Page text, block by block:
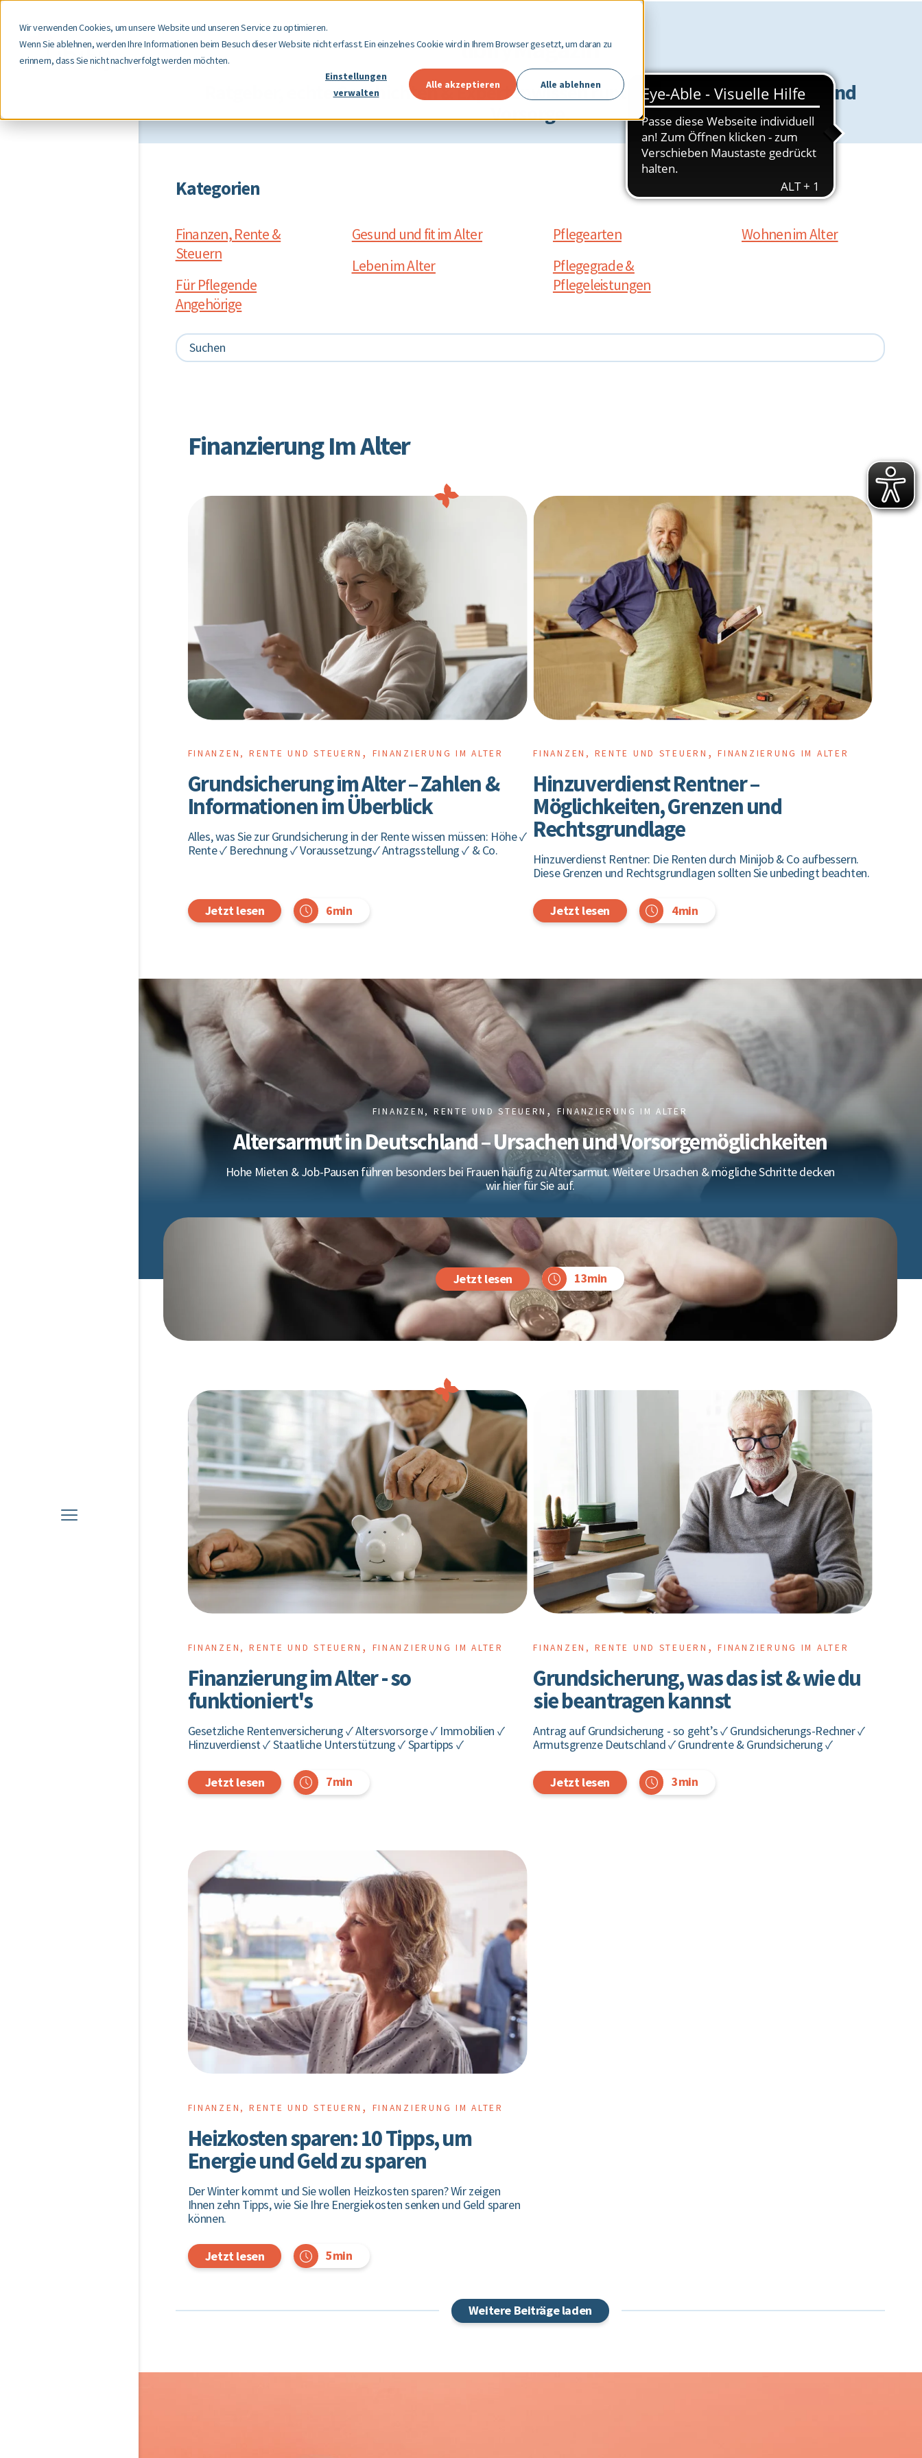
Wir verwenden Cookies, um unsere Website und unseren Service zu optimieren.
Wenn Sie ablehnen, werden Ihre Informationen beim Besuch dieser Website nicht erfasst. Ein einzelnes Cookie wird in Ihrem Browser gesetzt, um daran zu
erinnern, dass Sie nicht nachverfolgt werden möchten.
Einstellungen
verwalten
Alle akzeptieren Alle ablehnen
libifyMagazin
Ratgeber, echte Geschichten & Expertenwissen rund um Pflege, Gesundheit und
Vorsorge.
Kategorien
Finanzen, Rente &
Steuern
Für Pflegende
Angehörige
Gesund und fit im Alter
Leben im Alter
Pflegearten
Pflegegrade &
Pflegeleistungen
Wohnen im Alter
Finanzierung Im Alter
FINANZEN, RENTE UND STEUERN , FINANZIERUNG IM ALTER
Grundsicherung im Alter – Zahlen &
Informationen im Überblick
Alles, was Sie zur Grundsicherung in der Rente wissen müssen: Höhe ✓
Rente ✓ Berechnung ✓ Voraussetzung✓ Antragsstellung ✓ & Co.
Jetzt lesen 6min
FINANZEN, RENTE UND STEUERN ,FINANZIERUNG IM ALTER
Hinzuverdienst Rentner –
Möglichkeiten, Grenzen und
Rechtsgrundlage
Hinzuverdienst Rentner: Die Renten durch Minijob & Co aufbessern.
Diese Grenzen und Rechtsgrundlagen sollten Sie unbedingt beachten.
Jetzt lesen 4min
FINANZEN, RENTE UND STEUERN , FINANZIERUNG IM ALTER
Altersarmut in Deutschland – Ursachen und Vorsorgemöglichkeiten
Hohe Mieten & Job-Pausen führen besonders bei Frauen häufig zu Altersarmut. Weitere Ursachen & mögliche Schritte decken
wir hier für Sie auf.
Jetzt lesen 13min
FINANZEN, RENTE UND STEUERN , FINANZIERUNG IM ALTER
Finanzierung im Alter - so
funktioniert's
Gesetzliche Rentenversicherung ✓ Altersvorsorge ✓ Immobilien ✓
Hinzuverdienst ✓ Staatliche Unterstützung ✓ Spartipps ✓
Jetzt lesen 7min
FINANZEN, RENTE UND STEUERN ,FINANZIERUNG IM ALTER
Grundsicherung, was das ist & wie du
sie beantragen kannst
Antrag auf Grundsicherung - so geht’s ✓ Grundsicherungs-Rechner ✓
Armutsgrenze Deutschland ✓ Grundrente & Grundsicherung ✓
Jetzt lesen 3min
FINANZEN, RENTE UND STEUERN , FINANZIERUNG IM ALTER
Heizkosten sparen: 10 Tipps, um
Energie und Geld zu sparen
Der Winter kommt und Sie wollen Heizkosten sparen? Wir zeigen
Ihnen zehn Tipps, wie Sie Ihre Energiekosten senken und Geld sparen
können.
Jetzt lesen 5min
Weitere Beiträge laden